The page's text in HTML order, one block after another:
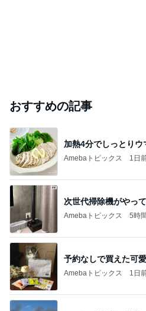
おすすめの記事
加熱4分でしっとり
Amebaトピックス 1日
次世代掃除機がやっ
Amebaトピックス 5時
予約なしで買えた可
Amebaトピックス 1日